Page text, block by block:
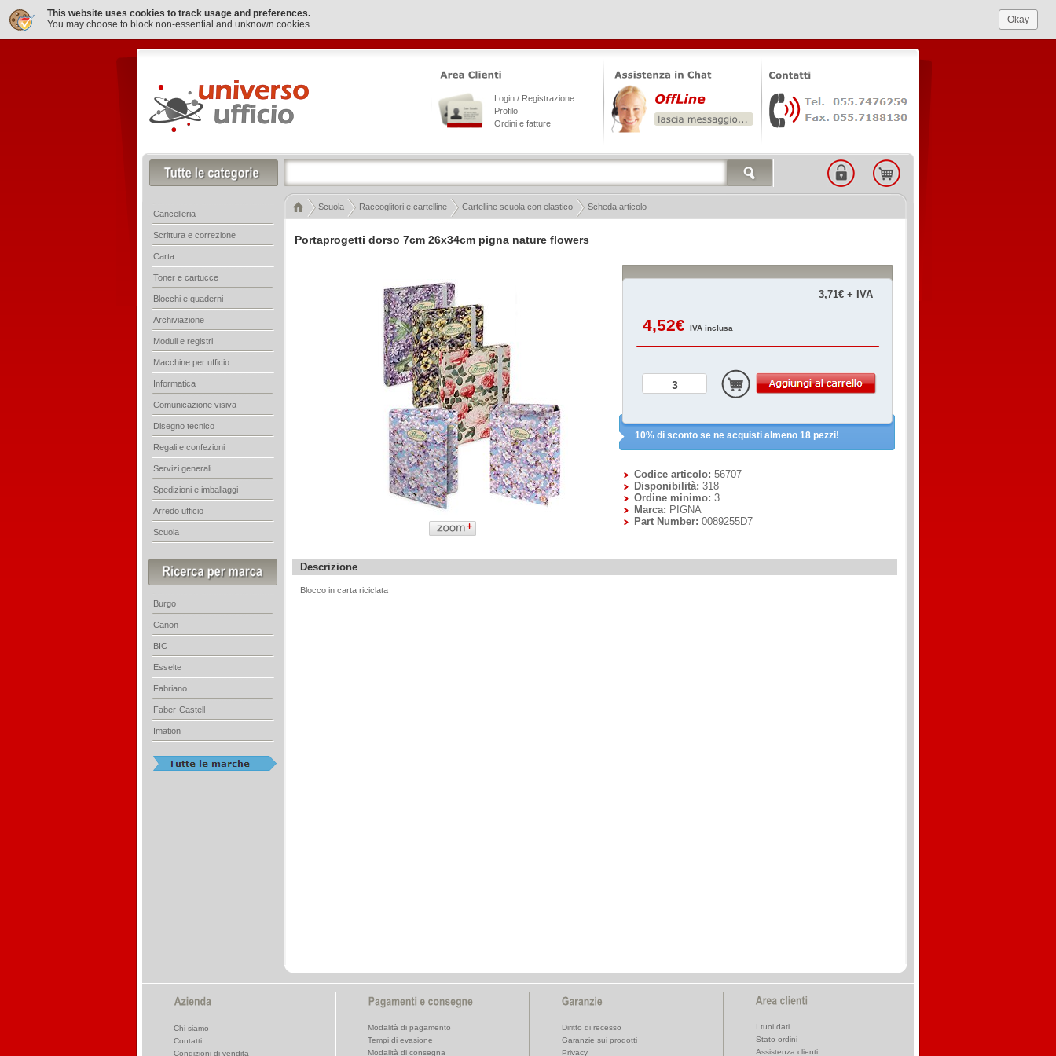
This website uses cookies to track usage and preferences.
You may choose to block non-essential and unknown cookies.
Okay
Portaprogetti dorso 7cm 26x34cm pigna nature flowers
Descrizione
Blocco in carta riciclata
3,71€ + IVA
4,52€ IVA inclusa
10% di sconto se ne acquisti almeno 18 pezzi!
Codice articolo: 56707
Disponibilità: 318
Ordine minimo: 3
Marca: PIGNA
Part Number: 0089255D7
Login / Registrazione
Profilo
Ordini e fatture
Scuola Raccoglitori e cartelline Cartelline scuola con elastico Scheda articolo
Cancelleria
Scrittura e correzione
Carta
Toner e cartucce
Blocchi e quaderni
Archiviazione
Moduli e registri
Macchine per ufficio
Informatica
Comunicazione visiva
Disegno tecnico
Regali e confezioni
Servizi generali
Spedizioni e imballaggi
Arredo ufficio
Scuola
Burgo
Canon
BIC
Esselte
Fabriano
Faber-Castell
Imation
Chi siamo
Contatti
Condizioni di vendita
Modalità di pagamento
Tempi di evasione
Modalità di consegna
Diritto di recesso
Garanzie sui prodotti
Privacy
I tuoi dati
Stato ordini
Assistenza clienti